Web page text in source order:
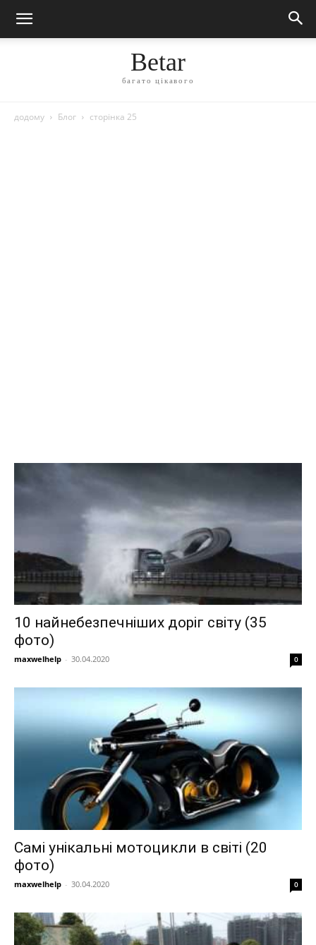
Betar
багато цікавого
додому Блог сторінка 25
10 найнебезпечніших доріг світу (35
фото)
maxwelhelp - 30.04.2020 0
Самі унікальні мотоцикли в світі (20
фото)
maxwelhelp - 30.04.2020 0